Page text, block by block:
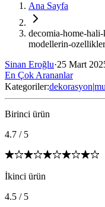
Ana Sayfa
decomia-home-
modellerin-
Sinan Eroğlu·25 Mart
En Çok Arananlar
Kategoriler:dekorasyon|
Birinci ürün
4.7 / 5
İkinci ürün
4.5 / 5